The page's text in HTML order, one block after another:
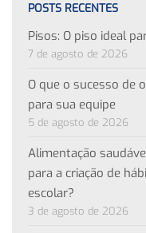
POSTS RECENTES
Pisos: O piso ideal
7 de agosto de 2026
O que o sucesso de
para sua equipe
5 de agosto de 2026
Alimentação
para a criação de
escolar?
3 de agosto de 2026